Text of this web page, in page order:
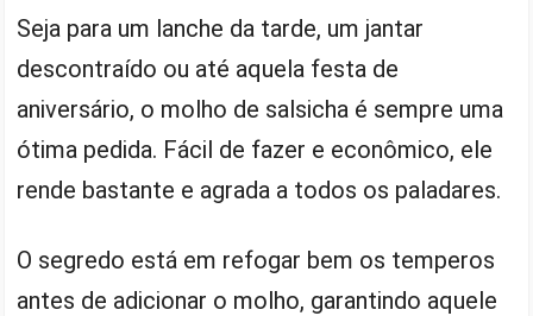
Seja para um lanche da tarde, um jantar
descontraído ou até aquela festa de
aniversário, o molho de salsicha é sempre uma
ótima pedida. Fácil de fazer e econômico, ele
rende bastante e agrada a todos os paladares.
O segredo está em refogar bem os temperos
antes de adicionar o molho, garantindo aquele